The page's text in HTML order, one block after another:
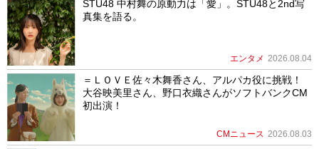
STU48 中村舞の原動力は「愛」。STU48と2nd写
真集を語る。
エンタメ 2026.08.04
＝ＬＯＶＥ佐々木舞香さん、アルパカ役に挑戦！
大谷映美里さん、野口衣織さんがソフトバンクCM
初出演！
CMニュース 2026.08.03